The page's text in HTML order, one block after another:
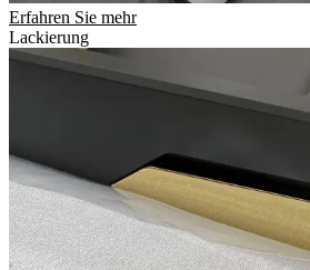
Erfahren Sie mehr
Lackierung